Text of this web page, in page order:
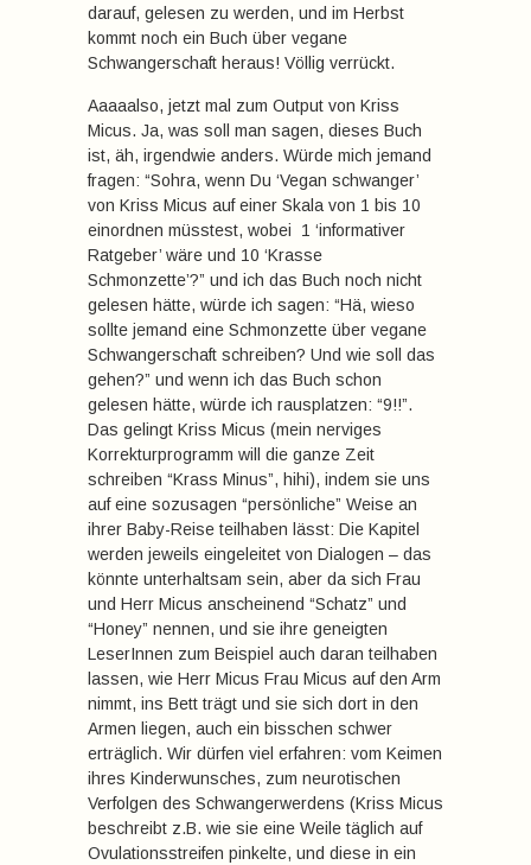
darauf, gelesen zu werden, und im Herbst
kommt noch ein Buch über vegane
Schwangerschaft heraus! Völlig verrückt.
Aaaaalso, jetzt mal zum Output von Kriss
Micus. Ja, was soll man sagen, dieses Buch
ist, äh, irgendwie anders. Würde mich jemand
fragen: “Sohra, wenn Du ‘Vegan schwanger’
von Kriss Micus auf einer Skala von 1 bis 10
einordnen müsstest, wobei 1 ‘informativer
Ratgeber’ wäre und 10 ‘Krasse
Schmonzette’?” und ich das Buch noch nicht
gelesen hätte, würde ich sagen: “Hä, wieso
sollte jemand eine Schmonzette über vegane
Schwangerschaft schreiben? Und wie soll das
gehen?” und wenn ich das Buch schon
gelesen hätte, würde ich rausplatzen: “9!!”.
Das gelingt Kriss Micus (mein nerviges
Korrekturprogramm will die ganze Zeit
schreiben “Krass Minus”, hihi), indem sie uns
auf eine sozusagen “persönliche” Weise an
ihrer Baby-Reise teilhaben lässt: Die Kapitel
werden jeweils eingeleitet von Dialogen – das
könnte unterhaltsam sein, aber da sich Frau
und Herr Micus anscheinend “Schatz” und
“Honey” nennen, und sie ihre geneigten
LeserInnen zum Beispiel auch daran teilhaben
lassen, wie Herr Micus Frau Micus auf den Arm
nimmt, ins Bett trägt und sie sich dort in den
Armen liegen, auch ein bisschen schwer
erträglich. Wir dürfen viel erfahren: vom Keimen
ihres Kinderwunsches, zum neurotischen
Verfolgen des Schwangerwerdens (Kriss Micus
beschreibt z.B. wie sie eine Weile täglich auf
Ovulationsstreifen pinkelte, und diese in ein